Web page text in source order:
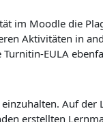
im Moodle die
Aktivitäten in
EULA
Auf
erstellten